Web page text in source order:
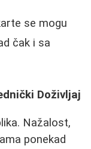
se mogu
čak i sa
Doživljaj
Nažalost,
ponekad